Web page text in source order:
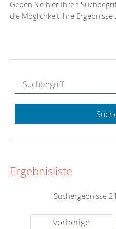
Geben Sie hier Ihren
die Möglichkeit ihre Ergebnisse
Ergebnisliste
Suchergebnisse
vorherige